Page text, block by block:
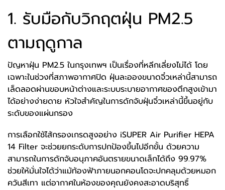
1. รับมือกับวิกฤตฝุ่น PM2.5
ตามฤดูกาล
ปัญหาฝุ่น PM2.5 ในกรุงเทพฯ เป็นเรื่องที่หลีกเลี่ยงไม่ได้ โดย
เฉพาะในช่วงที่สภาพอากาศปิด ฝุ่นละอองขนาดจิ๋วเหล่านี้สามารถ
เล็ดลอดผ่านขอบหน้าต่างและระบบระบายอากาศของตึกสูงเข้ามา
ได้อย่างง่ายดาย หัวใจสำคัญในการดักจับฝุ่นจิ๋วเหล่านี้ขึ้นอยู่กับ
ระดับของแผ่นกรอง
การเลือกใช้ไส้กรองเกรดสูงอย่าง iSUPER Air Purifier HEPA
14 Filter จะช่วยยกระดับการปกป้องขึ้นไปอีกขั้น ด้วยความ
สามารถในการดักจับอนุภาคอันตรายขนาดเล็กได้ถึง 99.97%
ช่วยให้มั่นใจได้ว่าแม้ท้องฟ้าภายนอกคอนโดจะปกคลุมด้วยหมอก
ควันสีเทา แต่อากาศในห้องของคุณยังคงสะอาดบริสุทธิ์